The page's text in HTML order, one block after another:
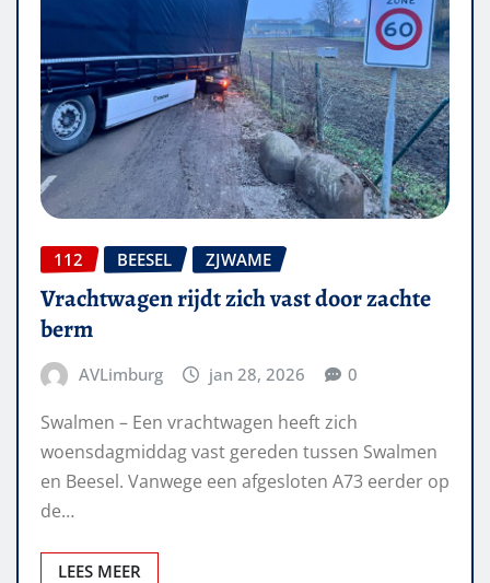
112 BEESEL ZJWAME
Vrachtwagen rijdt zich vast door zachte
berm
AVLimburg jan 28, 2026 0
Swalmen – Een vrachtwagen heeft zich
woensdagmiddag vast gereden tussen Swalmen
en Beesel. Vanwege een afgesloten A73 eerder op
de…
LEES MEER